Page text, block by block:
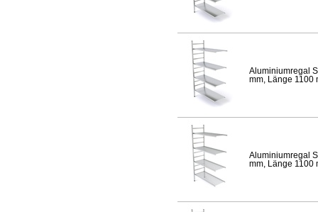
Aluminiumregal
mm, Länge 1100
Aluminiumregal
mm, Länge 1100